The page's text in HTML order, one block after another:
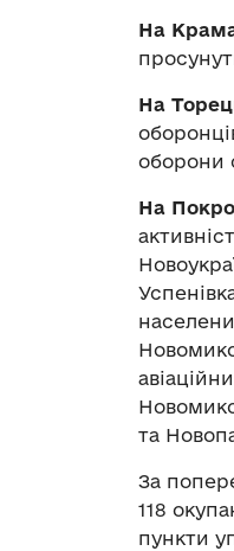
На
На
оборони
На
та
За
118
пункти